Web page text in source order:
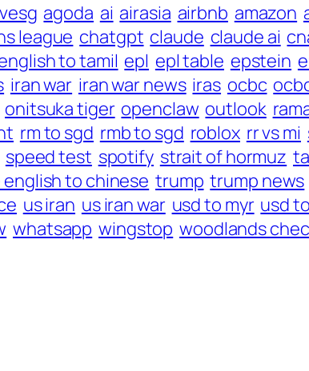
agoda ai airasia airbnb amazon
league chatgpt claude claude ai
to tamil epl epl table epstein
iran war iran war news iras ocbc
onitsuka tiger openclaw outlook
rm to sgd rmb to sgd roblox rr vs mi
speed test spotify strait of hormuz
to chinese trump trump news
us iran us iran war usd to myr usd
whatsapp wingstop woodlands